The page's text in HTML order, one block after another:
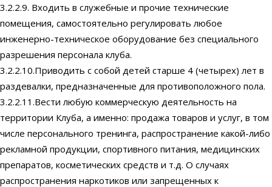
3.2.2.9. Входить в служебные и прочие технические
помещения, самостоятельно регулировать любое
инженерно-техническое оборудование без специального
разрешения персонала клуба.
3.2.2.10.Приводить с собой детей старше 4 (четырех) лет в
раздевалки, предназначенные для противоположного пола.
3.2.2.11.Вести любую коммерческую деятельность на
территории Клуба, а именно: продажа товаров и услуг, в том
числе персонального тренинга, распространение какой-либо
рекламной продукции, спортивного питания, медицинских
препаратов, косметических средств и т.д. О случаях
распространения наркотиков или запрещенных к